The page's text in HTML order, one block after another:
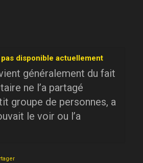
pas disponible actuellement
généralement du fait
ne l’a partagé
groupe de personnes, a
le voir ou l’a